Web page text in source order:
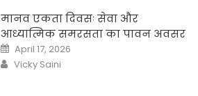
मानव एकता दिवसः सेवा और
आध्यात्मिक समरसता का पावन अवसर
Posted
on
April 17, 2026
Author
Vicky Saini